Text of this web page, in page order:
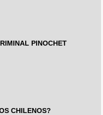
PINOCHET
CHILENOS?